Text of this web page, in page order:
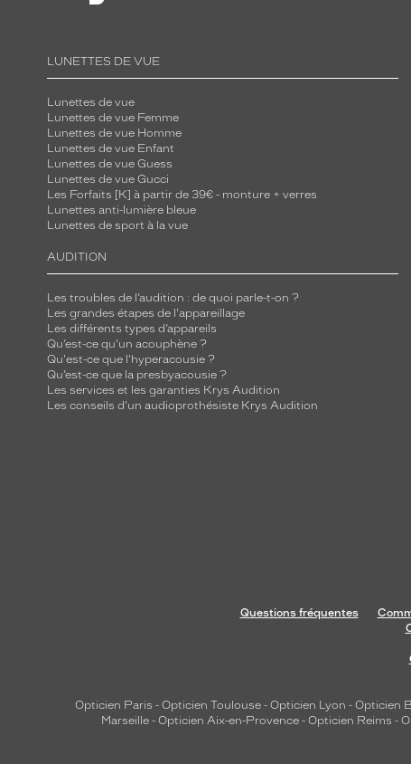
LUNETTES DE VUE
Lunettes de vue
Lunettes de vue Femme
Lunettes de vue Homme
Lunettes de vue Enfant
Lunettes de vue Guess
Lunettes de vue Gucci
Les Forfaits [K] à partir de 39€ - monture + verres
Lunettes anti-lumière bleue
Lunettes de sport à la vue
AUDITION
Les troubles de l’audition : de quoi parle-t-on ?
Les grandes étapes de l'appareillage
Les différents types d’appareils
Qu’est-ce qu'un acouphène ?
Qu'est-ce que l'hyperacousie ?
Qu’est-ce que la presbyacousie ?
Les services et les garanties Krys Audition
Les conseils d'un audioprothésiste Krys Audition
Questions fréquentes
Opticien Paris - Opticien Toulouse - Opticien Lyon - Opticien
Marseille - Opticien Aix-en-Provence - Opticien Reims -